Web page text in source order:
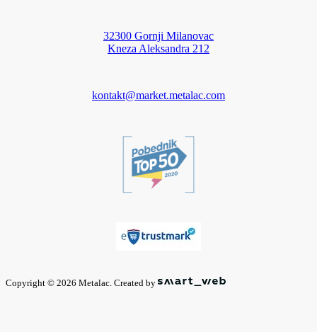
32300 Gornji Milanovac
Kneza Aleksandra 212
kontakt@market.metalac.com
Copyright © 2026 Metalac. Created by